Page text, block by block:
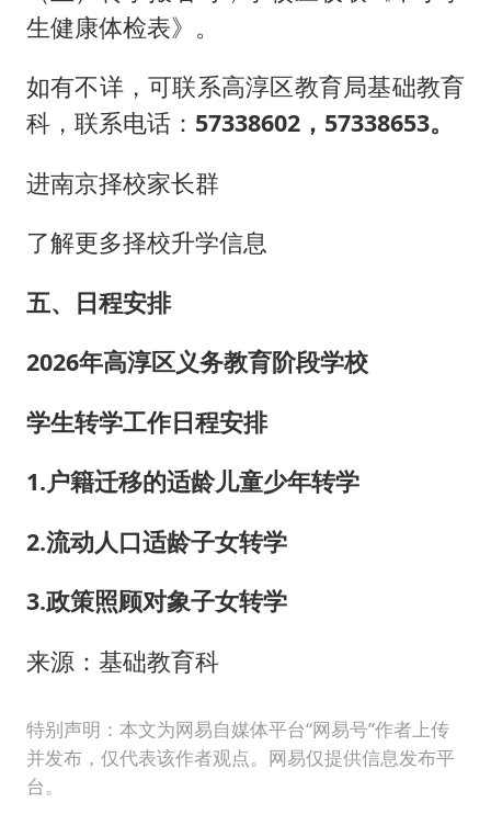
生健康体检表》。
如有不详，可联系高淳区教育局基础教育
科，联系电话： 57338602，57338653。
进南京择校家长群
了解更多择校升学信息
五、日程安排
2026年高淳区义务教育阶段学校
学生转学工作日程安排
1.户籍迁移的适龄儿童少年转学
2.流动人口适龄子女转学
3.政策照顾对象子女转学
来源：基础教育科
特别声明：本文为网易自媒体平台“网易号”作者上传
并发布，仅代表该作者观点。网易仅提供信息发布平
台。